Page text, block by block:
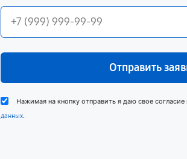
Отправить
Нажимая на кнопку отправить я даю свое
данных.